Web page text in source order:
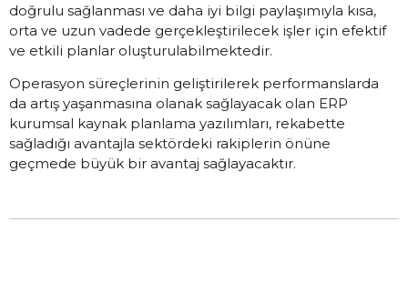
doğrulu sağlanması ve daha iyi bilgi paylaşımıyla kısa,
orta ve uzun vadede gerçekleştirilecek işler için efektif
ve etkili planlar oluşturulabilmektedir.
Operasyon süreçlerinin geliştirilerek performanslarda
da artış yaşanmasına olanak sağlayacak olan ERP
kurumsal kaynak planlama yazılımları, rekabette
sağladığı avantajla sektördeki rakiplerin önüne
geçmede büyük bir avantaj sağlayacaktır.